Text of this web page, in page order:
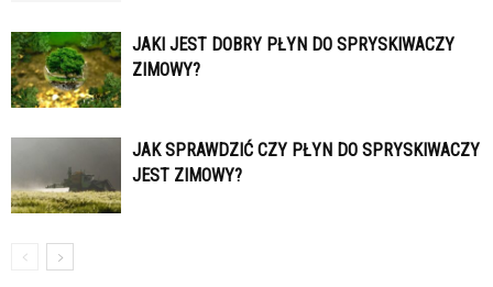
JAKI JEST DOBRY PŁYN DO SPRYSKIWACZY
ZIMOWY?
JAK SPRAWDZIĆ CZY PŁYN DO SPRYSKIWACZY
JEST ZIMOWY?